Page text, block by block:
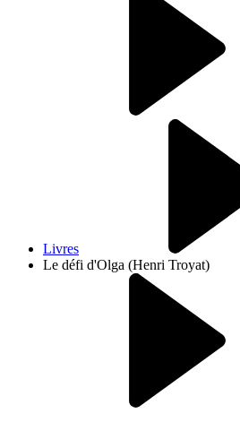
Livres
Le défi d'Olga (Henri Troyat)